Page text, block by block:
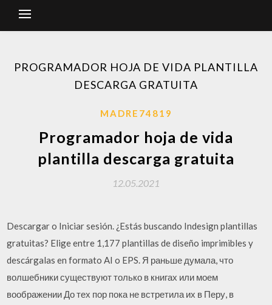
PROGRAMADOR HOJA DE VIDA PLANTILLA
DESCARGA GRATUITA
MADRE74819
Programador hoja de vida
plantilla descarga gratuita
12.05.2021
Descargar o Iniciar sesión. ¿Estás buscando Indesign plantillas
gratuitas? Elige entre 1,177 plantillas de diseño imprimibles y
descárgalas en formato AI o EPS. Я раньше думала, что
волшебники существуют только в книгах или моем
воображении До тех пор пока не встретила их в Перу, в